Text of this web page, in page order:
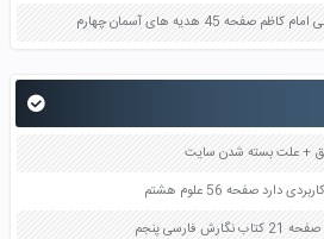
45 هدیه های آسمان چهارم
صفحه 56 علوم هشتم
پنجم